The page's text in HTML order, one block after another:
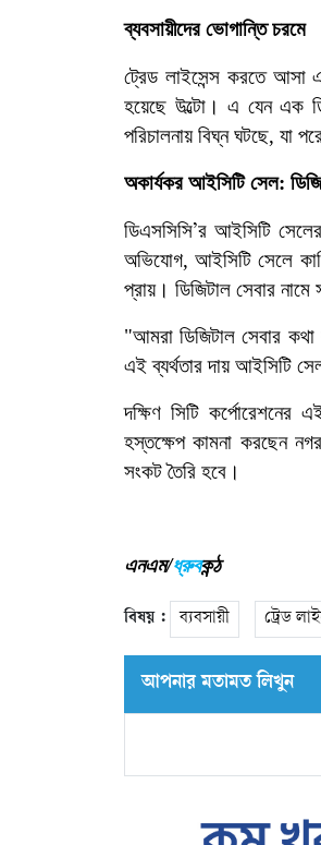
ব্যবসায়ীদের ভোগান্তি চরমে
ট্রেড লাইসেন্স করতে আসা
হয়েছে উল্টো। এ যেন এক
পরিচালনায় বিঘ্ন ঘটছে, যা
অকার্যকর আইসিটি সেল:
ডিএসসিসি’র আইসিটি
অভিযোগ, আইসিটি সেলে
প্রায়। ডিজিটাল সেবার
"আমরা ডিজিটাল সেবার কথা
এই ব্যর্থতার দায় আইসিটি
দক্ষিণ সিটি কর্পোরেশনের
হস্তক্ষেপ কামনা করছেন
সংকট তৈরি হবে।
এনএম/ধ্রুবকন্ঠ
বিষয় : ব্যবসায়ী ট্রেড
আপনার মতামত লিখুন